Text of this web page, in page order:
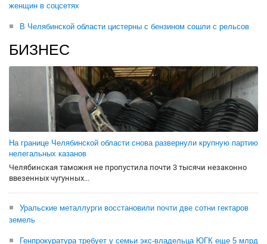
женщин в соцсетях
В Челябинской области цистерны с бензином сошли с рельсов
БИЗНЕС
На границе Челябинской области снова развернули крупную партию
нелегальных казанов
Челябинская таможня не пропустила почти 3 тысячи незаконно
ввезенных чугунных...
Уральские металлурги восстановили почти две сотни гектаров
земель
Генпрокуратура требует у семьи экс-владельца ЮГК еще 5 млрд